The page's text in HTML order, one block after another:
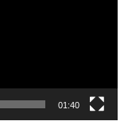
01:40